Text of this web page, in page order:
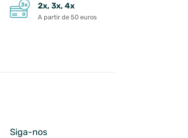
2x, 3x, 4x
A partir de 50 euros
Siga-nos